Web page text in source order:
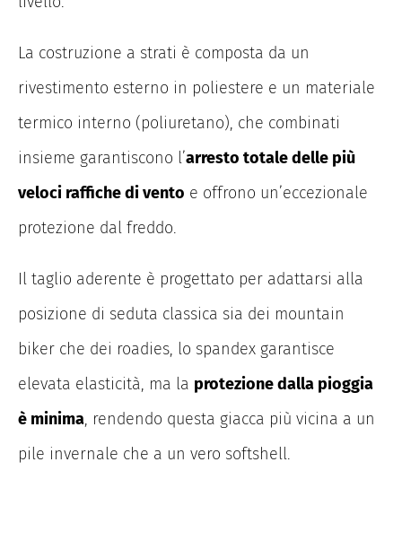
La costruzione a strati è composta da un
rivestimento esterno in poliestere e un materiale
termico interno (poliuretano), che combinati
insieme garantiscono l’arresto totale delle più
veloci raffiche di vento e offrono un’eccezionale
protezione dal freddo.
Il taglio aderente è progettato per adattarsi alla
posizione di seduta classica sia dei mountain
biker che dei roadies, lo spandex garantisce
elevata elasticità, ma la protezione dalla pioggia
è minima, rendendo questa giacca più vicina a un
pile invernale che a un vero softshell.